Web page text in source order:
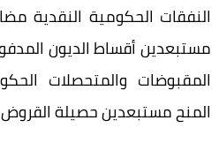
النفقات الحكومية النقدية
مستبعدين أقساط الديون
المقبوضات والمتحصلات
المنح مستبعدين حصيلة القروض (محمد،